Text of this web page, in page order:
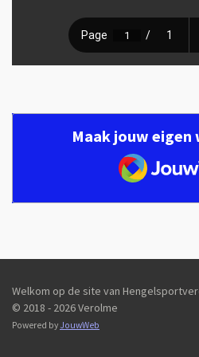
Maak jouw
JouwWeb
Welkom op de site van
© 2018 - 2026 Verolme
Powered by JouwWeb